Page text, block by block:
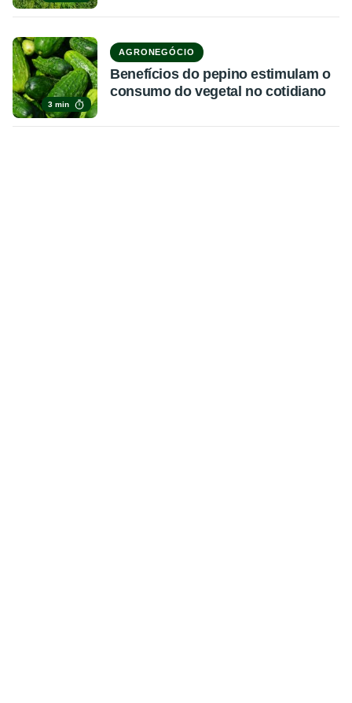
3 min
AGRONEGÓCIO
Benefícios do pepino estimulam o
consumo do vegetal no cotidiano